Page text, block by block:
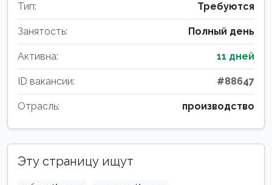
Тип: Требуются
Занятость: Полный день
Активна: 11 дней
ID вакансии: #88647
Отрасль: производство
Эту страницу ищут